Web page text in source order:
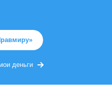
деньги